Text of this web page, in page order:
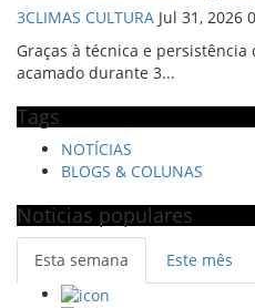
3CLIMAS CULTURA Jul 31, 2026 0
Graças à técnica e
acamado durante 3...
Tags
NOTÍCIAS
BLOGS & COLUNAS
Noticias populares
Esta semana Este mês